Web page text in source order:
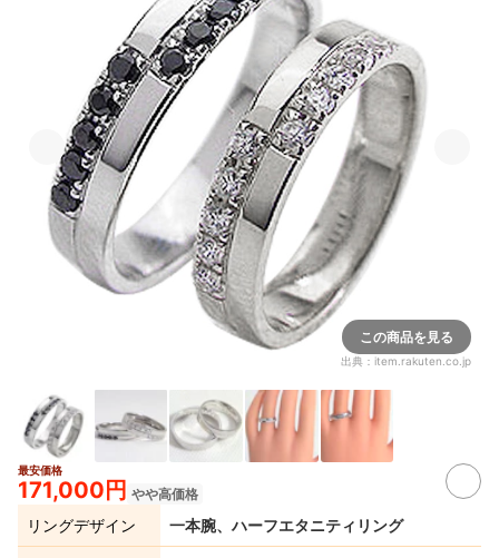
この商品を見る
出典： item.rakuten.co.jp
最安価格
171,000円 やや高価格
リングデザイン 一本腕、ハーフエタニティリング